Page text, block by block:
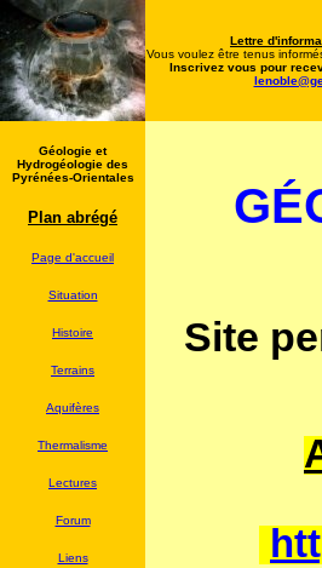
Lettre
Vous voulez être tenus
Inscrivez vous pour
Géologie et
Hydrogéologie des
Pyrénées-Orientales
Plan abrégé
Page d'accueil
Situation
Histoire
Terrains
Aquifères
Thermalisme
Lectures
Forum
Liens
Site